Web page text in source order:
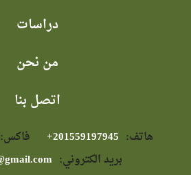
دراسات
من نحن
اتصل بنا
هاتف: فاكس:
بريد الكتروني: info.afaip@gmail.com